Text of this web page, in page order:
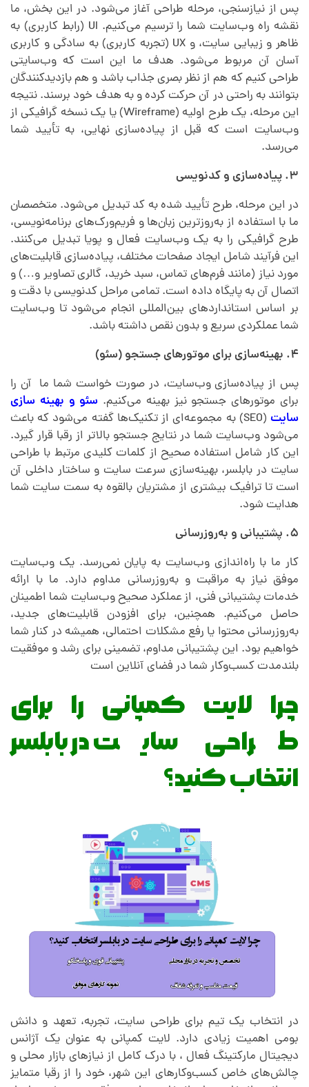
پس از نیازسنجی، مرحله طراحی آغاز می‌شود. در این بخش، ما
نقشه راه وب‌سایت شما را ترسیم می‌کنیم. UI (رابط کاربری) به
ظاهر و زیبایی سایت، و UX (تجربه کاربری) به سادگی و کاربری
آسان آن مربوط می‌شود. هدف ما این است که وب‌سایتی
طراحی کنیم که هم از نظر بصری جذاب باشد و هم بازدیدکنندگان
بتوانند به راحتی در آن حرکت کرده و به هدف خود برسند. نتیجه
این مرحله، یک طرح اولیه (Wireframe) یا یک نسخه گرافیکی از
وب‌سایت است که قبل از پیاده‌سازی نهایی، به تأیید شما
می‌رسد.
۳. پیاده‌سازی و کدنویسی
در این مرحله، طرح تأیید شده به کد تبدیل می‌شود. متخصصان
ما با استفاده از به‌روزترین زبان‌ها و فریم‌ورک‌های برنامه‌نویسی،
طرح گرافیکی را به یک وب‌سایت فعال و پویا تبدیل می‌کنند.
این فرآیند شامل ایجاد صفحات مختلف، پیاده‌سازی قابلیت‌های
مورد نیاز (مانند فرم‌های تماس، سبد خرید، گالری تصاویر و…) و
اتصال آن به پایگاه داده است. تمامی مراحل کدنویسی با دقت و
بر اساس استانداردهای بین‌المللی انجام می‌شود تا وب‌سایت
شما عملکردی سریع و بدون نقص داشته باشد.
۴. بهینه‌سازی برای موتورهای جستجو (سئو)
پس از پیاده‌سازی وب‌سایت، در صورت خواست شما ما آن را
برای موتورهای جستجو نیز بهینه می‌کنیم. سئو و بهینه سازی
سایت
(SEO) به مجموعه‌ای از تکنیک‌ها گفته می‌شود که باعث
می‌شود وب‌سایت شما در نتایج جستجو بالاتر از رقبا قرار گیرد.
این کار شامل استفاده صحیح از کلمات کلیدی مرتبط با طراحی
سایت در بابلسر، بهینه‌سازی سرعت سایت و ساختار داخلی آن
است تا ترافیک بیشتری از مشتریان بالقوه به سمت سایت شما
هدایت شود.
۵. پشتیبانی و به‌روزرسانی
کار ما با راه‌اندازی وب‌سایت به پایان نمی‌رسد. یک وب‌سایت
موفق نیاز به مراقبت و به‌روزرسانی مداوم دارد. ما با ارائه
خدمات پشتیبانی فنی، از عملکرد صحیح وب‌سایت شما اطمینان
حاصل می‌کنیم. همچنین، برای افزودن قابلیت‌های جدید،
به‌روزرسانی محتوا یا رفع مشکلات احتمالی، همیشه در کنار شما
خواهیم بود. این پشتیبانی مداوم، تضمینی برای رشد و موفقیت
بلندمدت کسب‌وکار شما در فضای آنلاین است
چرا لایت کمپانی را برای
طراحی سایت در بابلسر
انتخاب کنید؟
در انتخاب یک تیم برای طراحی سایت، تجربه، تعهد و دانش
بومی اهمیت زیادی دارد. لایت کمپانی به عنوان یک آژانس
دیجیتال مارکتینگ فعال ، با درک کامل از نیازهای بازار محلی و
چالش‌های خاص کسب‌وکارهای این شهر، خود را از رقبا متمایز